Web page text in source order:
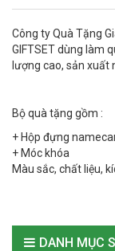
Công ty Quà Tặng
GIFTSET dùng làm
lượng cao, sản xuất
Bộ quà tặng gồm :
+ Hộp đựng
+ Móc khóa
Màu sắc, chất liệu,
DANH MỤC